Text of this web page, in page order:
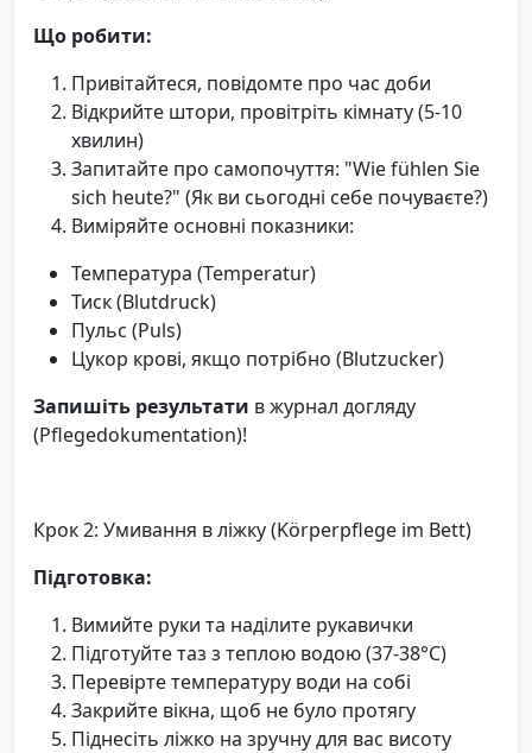
Що робити:
Привітайтеся, повідомте про час доби
Відкрийте штори, провітріть кімнату (5-10
хвилин)
Запитайте про самопочуття: "Wie fühlen Sie
sich heute?" (Як ви сьогодні себе почуваєте?)
Виміряйте основні показники:
Температура (Temperatur)
Тиск (Blutdruck)
Пульс (Puls)
Цукор крові, якщо потрібно (Blutzucker)
Запишіть результати в журнал догляду
(Pflegedokumentation)!
Крок 2: Умивання в ліжку (Körperpflege im Bett)
Підготовка:
Вимийте руки та наділите рукавички
Підготуйте таз з теплою водою (37-38°C)
Перевірте температуру води на собі
Закрийте вікна, щоб не було протягу
Піднесіть ліжко на зручну для вас висоту